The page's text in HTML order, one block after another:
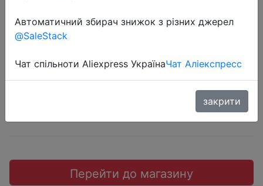
Headphones, Red.
$26.99
Перейти до магазину
Автоматичний збирач знижок з різних джерел
@SaleStack
Чат спільноти Aliexpress УкраїнаЧат Аліекспресс
закрити